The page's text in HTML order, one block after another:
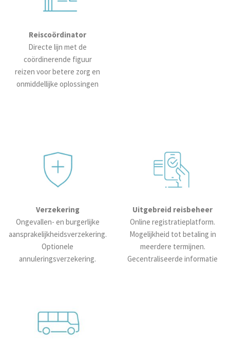
Reiscoördinator
Directe lijn met de
coördinerende figuur
reizen voor betere zorg en
onmiddellijke oplossingen
Verzekering
Ongevallen- en burgerlijke
aansprakelijkheidsverzekering.
Optionele
annuleringsverzekering.
Uitgebreid reisbeheer
Online registratieplatform.
Mogelijkheid tot betaling in
meerdere termijnen.
Gecentraliseerde informatie